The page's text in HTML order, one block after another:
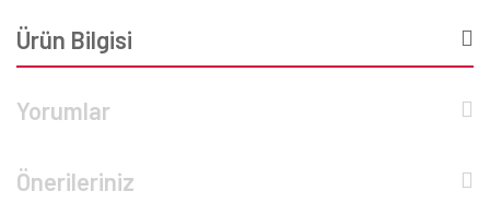
Ürün Bilgisi
Yorumlar
Önerileriniz